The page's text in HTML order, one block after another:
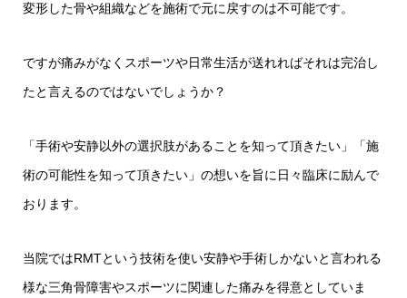
変形した骨や組織などを施術で元に戻すのは不可能です。
ですが痛みがなくスポーツや日常生活が送れればそれは完治し
たと言えるのではないでしょうか？
「手術や安静以外の選択肢があることを知って頂きたい」「施
術の可能性を知って頂きたい」の想いを旨に日々臨床に励んで
おります。
当院ではRMTという技術を使い安静や手術しかないと言われる
様な三角骨障害やスポーツに関連した痛みを得意としていま